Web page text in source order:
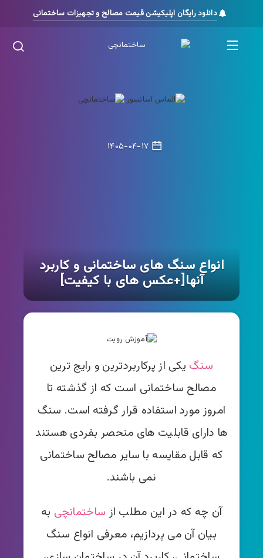
دانلود رایگان اپلیکیشن قیمت مصالح و تجهیزات ساختمانی
انواع سنگ های ساختمانی و کاربرد
آنها[+عکس های با کیفیت]
سنگ یکی از پرکاربردترین و رایج ترین
مصالح ساختمانی است که از گذشته تا
امروز مورد استفاده قرار گرفته است. سنگ
ها دارای قابلیت های منحصر بفردی هستند
که قابل مقایسه با سایر مصالح ساختمانی
نمی باشند.
آن چه که در این مطلب از ساختمانچی به
بیان آن می پردازیم، معرفی انواع سنگ